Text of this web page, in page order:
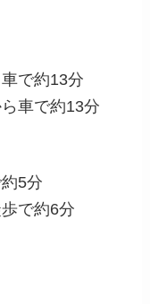
で約13分
車で約13分
5分
で約6分